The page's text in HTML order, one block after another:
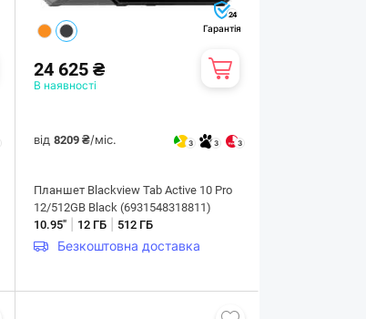
24
Гарантія
24 625 ₴
В наявності
від8209 ₴/міс. 3 3 3
Планшет Blackview Tab Active 10 Pro
12/512GB Black (6931548318811)
10.95"
12 ГБ 512 ГБ
Безкоштовна доставка